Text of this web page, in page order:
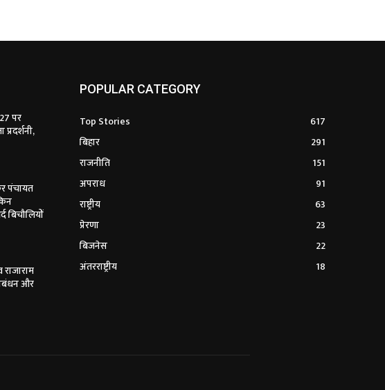
पर
पंचायत
बिचौलियों
और
POPULAR CATEGORY
Top Stories
617
बिहार
291
राजनीति
151
अपराध
91
राष्ट्रीय
63
प्रेरणा
23
बिजनेस
22
अंतरराष्ट्रीय
18